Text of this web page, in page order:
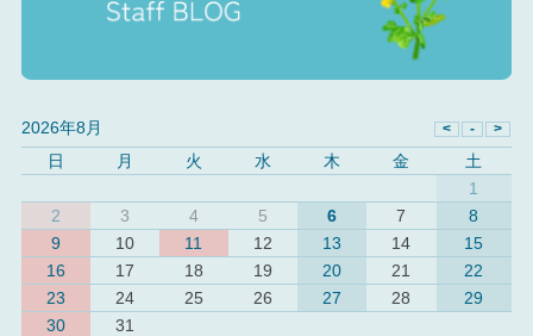
2026年8月
日
月 火 水 木 金
土
1
2
3 4 5 6 7
8
9
10 11 12 13 14
15
16
17 18 19 20 21
22
23
24 25 26 27 28
29
30
31